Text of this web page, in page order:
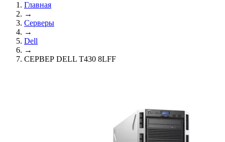
Главная
→
Серверы
→
Dell
→
СЕРВЕР DELL T430 8LFF